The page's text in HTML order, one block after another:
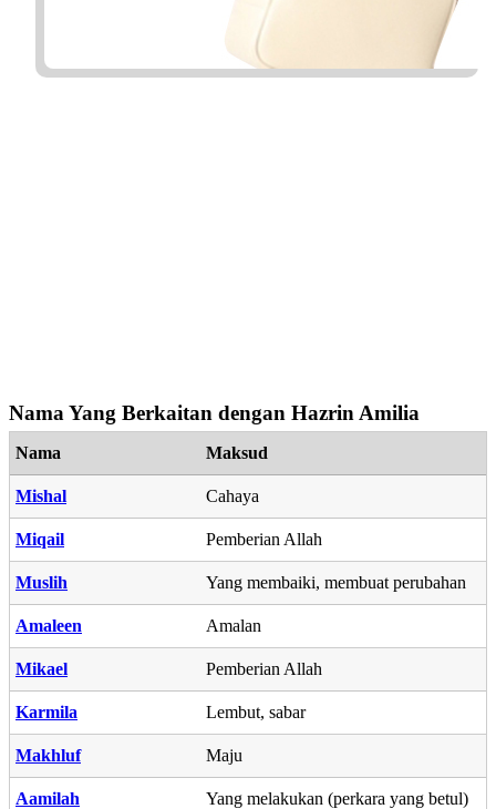
Nama Yang Berkaitan dengan Hazrin Amilia
Nama Maksud
Mishal Cahaya
Miqail Pemberian Allah
Muslih Yang membaiki, membuat perubahan
Amaleen Amalan
Mikael Pemberian Allah
Karmila Lembut, sabar
Makhluf Maju
Aamilah Yang melakukan (perkara yang betul)